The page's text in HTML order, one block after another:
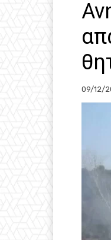
09/12/